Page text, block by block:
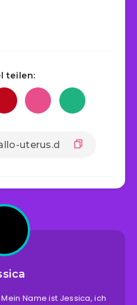
teilen:
Name ist Jessica, ich